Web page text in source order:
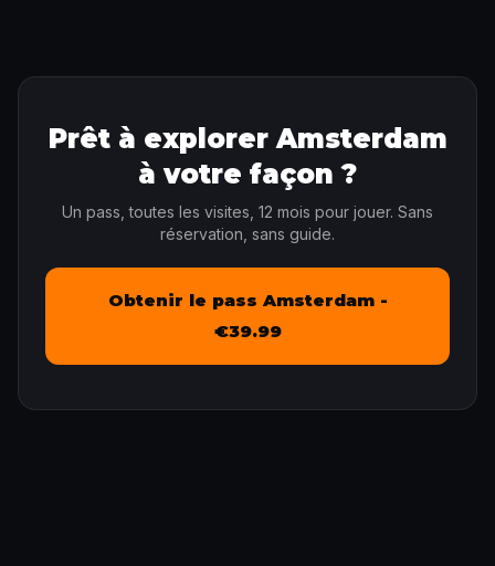
Prêt à explorer Amsterdam
à votre façon ?
Un pass, toutes les visites, 12 mois pour jouer. Sans
réservation, sans guide.
Obtenir le pass Amsterdam -
€39.99